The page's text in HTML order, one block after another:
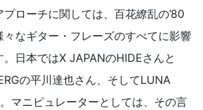
ローチに関しては、百花繚乱の’80
なギター・フレーズのすべてに影響
日本ではX JAPANのHIDEさんと
の平川達也さん、そしてLUNA
マニピュレーターとしては、その言